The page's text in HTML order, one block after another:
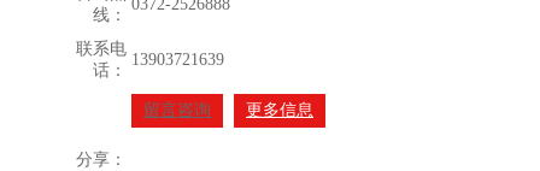
线：
0372-2526888
联系电
话：
13903721639
留言咨询 更多信息
分享：